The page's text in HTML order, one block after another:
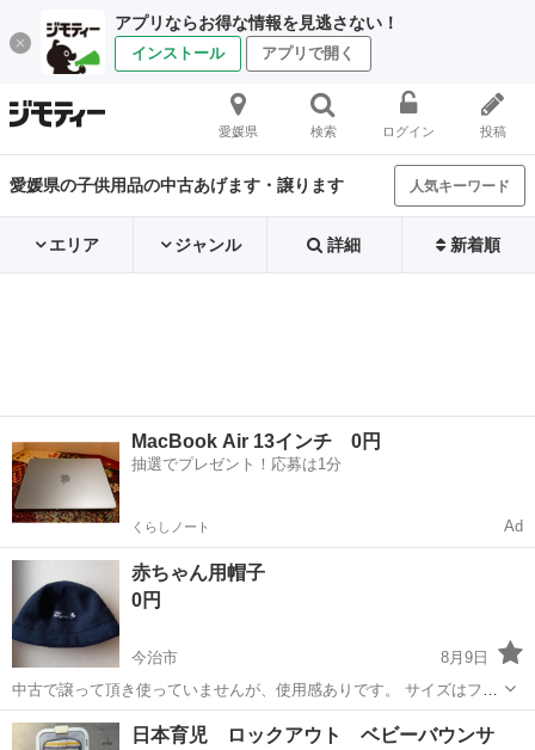
アプリならお得な情報を見逃さない！
インストール アプリで開く
愛媛県 検索 ログイン 投稿
愛媛県の子供用品の中古あげます・譲ります 人気キーワード
エリア ジャンル 詳細 新着順
MacBook Air 13インチ 0円
抽選でプレゼント！応募は1分
くらしノート Ad
赤ちゃん用帽子
0円
今治市
8月9日
中古で譲って頂き使っていませんが、使用感ありです。 サイズはフリ
ーとありますが、赤ちゃんしか入らない大きさです。
愛媛 今治市 ベビー用品
日本育児 ロックアウト ベビーバウンサ